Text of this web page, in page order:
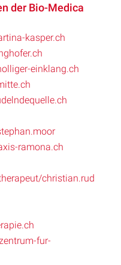
der Bio-Medica
kasper.ch
einklang.ch
ramona.ch
christian.rud
fur-